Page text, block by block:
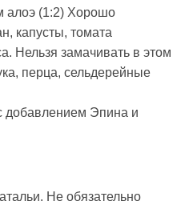
алоэ (1:2) Хорошо
капусты, томата
Нельзя замачивать в этом
перца, сельдерейные
добавлением Эпина и
Не обязательно